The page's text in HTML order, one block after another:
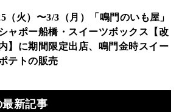
（火）〜3/3（月）「鳴門のいも屋」
ャポー船橋・スイーツボックス【改
】に期間限定出店、鳴門金時スイー
テトの販売
新記事